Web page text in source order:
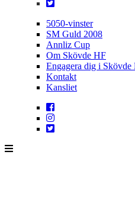
5050-vinster
SM Guld 2008
Annliz Cup
Om Skövde HF
Engagera dig i Skövde
Kontakt
Kansliet